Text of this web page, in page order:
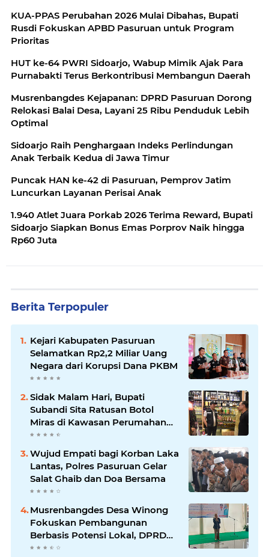
KUA-PPAS Perubahan 2026 Mulai Dibahas, Bupati
Rusdi Fokuskan APBD Pasuruan untuk Program
Prioritas
HUT ke-64 PWRI Sidoarjo, Wabup Mimik Ajak Para
Purnabakti Terus Berkontribusi Membangun Daerah
Musrenbangdes Kejapanan: DPRD Pasuruan Dorong
Relokasi Balai Desa, Layani 25 Ribu Penduduk Lebih
Optimal
Sidoarjo Raih Penghargaan Indeks Perlindungan
Anak Terbaik Kedua di Jawa Timur
Puncak HAN ke-42 di Pasuruan, Pemprov Jatim
Luncurkan Layanan Perisai Anak
1.940 Atlet Juara Porkab 2026 Terima Reward, Bupati
Sidoarjo Siapkan Bonus Emas Porprov Naik hingga
Rp60 Juta
Berita Terpopuler
Kejari Kabupaten Pasuruan
Selamatkan Rp2,2 Miliar Uang
Negara dari Korupsi Dana PKBM
Sidak Malam Hari, Bupati
Subandi Sita Ratusan Botol
Miras di Kawasan Perumahan
Sidoarjo
Wujud Empati bagi Korban Laka
Lantas, Polres Pasuruan Gelar
Salat Ghaib dan Doa Bersama
Musrenbangdes Desa Winong
Fokuskan Pembangunan
Berbasis Potensi Lokal, DPRD
Optimistis Meski Dihantam